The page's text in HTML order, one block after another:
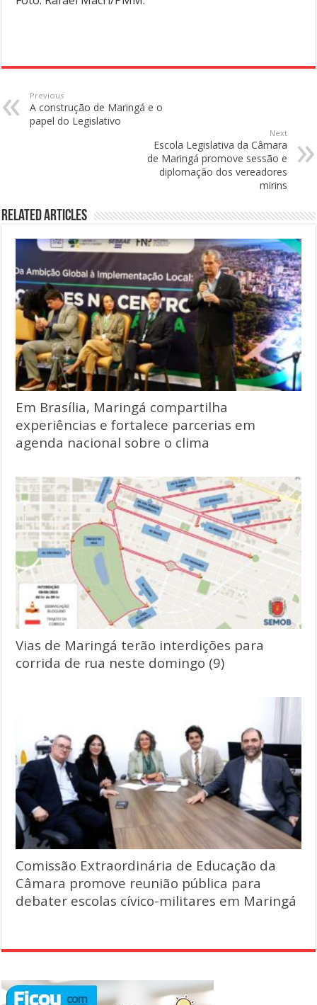
Previous
A construção de Maringá e o
papel do Legislativo
Next
Escola Legislativa da Câmara
de Maringá promove sessão e
diplomação dos vereadores
mirins
Related Articles
Em Brasília, Maringá compartilha
experiências e fortalece parcerias em
agenda nacional sobre o clima
Vias de Maringá terão interdições para
corrida de rua neste domingo (9)
Comissão Extraordinária de Educação da
Câmara promove reunião pública para
debater escolas cívico-militares em Maringá